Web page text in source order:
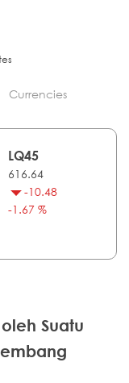
Currencies
LQ45
616.64
-10.48
-1.67 %
Suatu